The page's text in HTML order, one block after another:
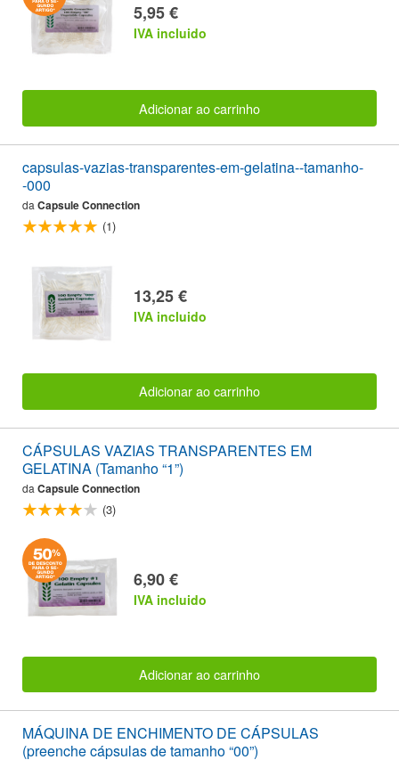
5,95 €
IVA incluido
Adicionar ao carrinho
capsulas-vazias-transparentes-em-gelatina--tamanho-
-000
da Capsule Connection
(1)
13,25 €
IVA incluido
Adicionar ao carrinho
CÁPSULAS VAZIAS TRANSPARENTES EM
GELATINA (Tamanho “1”)
da Capsule Connection
(3)
6,90 €
IVA incluido
Adicionar ao carrinho
MÁQUINA DE ENCHIMENTO DE CÁPSULAS
(preenche cápsulas de tamanho “00”)